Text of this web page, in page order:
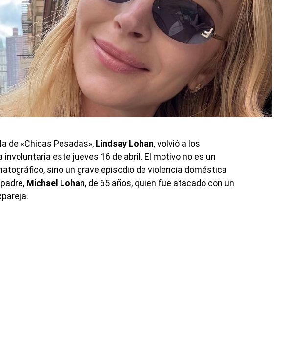
de «Chicas Pesadas», Lindsay Lohan, volvió a los
este jueves 16 de abril. El motivo no es un
sino un grave episodio de violencia doméstica
Michael Lohan, de 65 años, quien fue atacado con un